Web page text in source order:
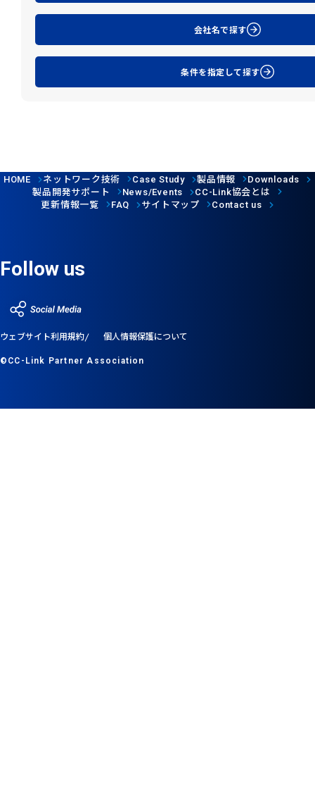
会社名で探す
条件を指定して探す
HOME ネットワーク技術 Case Study 製品情報 Downloads
製品開発サポート News/Events CC-Link協会とは
更新情報一覧
FAQ サイトマップ Contact us
Follow us
ウェブサイト利用規約 個人情報保護について
©CC-Link Partner Association